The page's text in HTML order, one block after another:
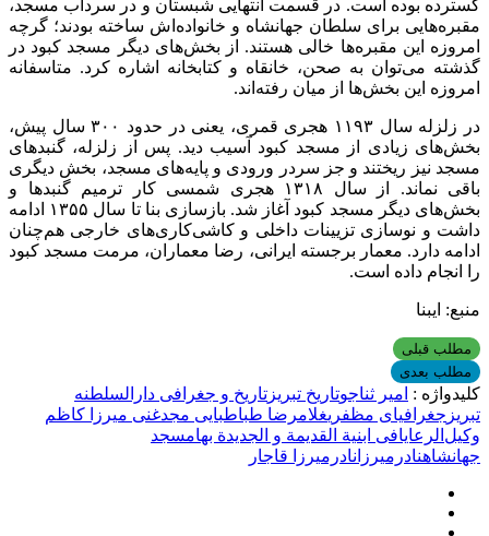
گسترده بوده است. در قسمت انتهایی شبستان و در سرداب مسجد،
مقبره‌هایی برای سلطان جهانشاه و خانواده‌اش ساخته بودند؛ گرچه
امروزه این مقبره‌ها خالی هستند. از بخش‌های دیگر مسجد کبود در
گذشته می‌توان به صحن، خانقاه و کتابخانه اشاره کرد. متاسفانه
امروزه این بخش‌ها از میان رفته‌اند.
در زلزله سال ۱۱۹۳ هجری قمری، یعنی در حدود ۳۰۰ سال پیش،
بخش‌های زیادی از مسجد کبود آسیب دید. پس از زلزله، گنبدهای
مسجد نیز ریختند و جز سردر ورودی و پایه‌های مسجد، بخش دیگری
باقی نماند. از سال ۱۳۱۸ هجری شمسی کار ترمیم گنبدها و
بخش‌های دیگر مسجد کبود آغاز شد. بازسازی بنا تا سال ۱۳۵۵ ادامه
داشت و نوسازی تزیینات داخلی و کاشی‌کاری‌های خارجی هم‌چنان
ادامه دارد. معمار برجسته ایرانی، رضا معماران، مرمت مسجد کبود
را انجام داده است.
منبع: ایبنا
مطلب قبلی
مطلب بعدی
کلیدواژه : امیر ثناجوتاریخ تبریز تاریخ و جغرافی دارالسلطنه
تبریز جغرافیای مظفریغلامرضا طباطبایی مجدغنی میرزا کاظم
وکیل‌الرعایافی ابنیة القدیمة و الجدیدة بهامسجد
جهانشاهنادرمیرزا نادرمیرزا قاجار